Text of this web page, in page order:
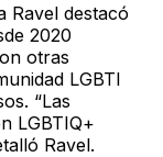
Ravel destacó
2020
otras
LGBTI
“Las
LGBTIQ+
Ravel.